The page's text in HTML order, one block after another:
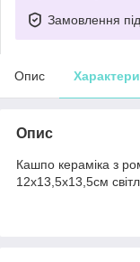
Замовлення
Опис
Опис
Кашпо кераміка з
12х13,5х13,5см